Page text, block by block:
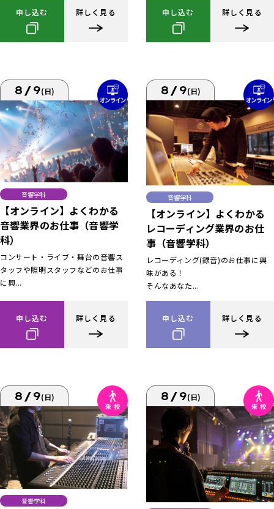
申し込む 詳しく見る 申し込む 詳しく見る
8/9(日)
音響学科
【オンライン】よくわかる
音響業界のお仕事（音響学
科）
コンサート・ライブ・舞台の音響ス
タッフや照明スタッフなどのお仕事
に興...
申し込む 詳しく見る
8/9(日)
音響学科
【オンライン】よくわかる
レコーディング業界のお仕
事（音響学科）
レコーディング(録音)のお仕事に興
味がある！
そんなあなた...
申し込む 詳しく見る
8/9(日)
音響学科
8/9(日)